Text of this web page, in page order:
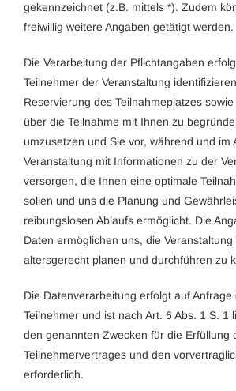
gekennzeichnet (z.B. mittels *). Zudem
freiwillig weitere Angaben getätigt werden.
Die Verarbeitung der Pflichtangaben
Teilnehmer der Veranstaltung
Reservierung des Teilnahmeplatzes
über die Teilnahme mit Ihnen zu
umzusetzen und Sie vor, während und im
Veranstaltung mit Informationen zu der
versorgen, die Ihnen eine optimale
sollen und uns die Planung und
reibungslosen Ablaufs ermöglicht. Die
Daten ermöglichen uns, die
altersgerecht planen und durchführen zu
Die Datenverarbeitung erfolgt auf
Teilnehmer und ist nach Art. 6 Abs. 1 S. 1
den genannten Zwecken für die Erfüllung
Teilnehmervertrages und den
erforderlich.